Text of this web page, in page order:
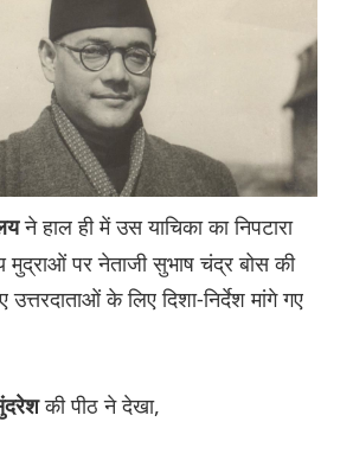
ने हाल ही में उस याचिका का निपटारा
मुद्राओं पर नेताजी सुभाष चंद्र बोस की
के लिए दिशा-निर्देश मांगे गए
की पीठ ने देखा,